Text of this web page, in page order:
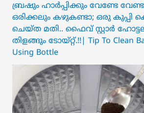
ബ്രഷും ഹാർപ്പിക്കും വേണ്ടേ
ഒരിക്കലും കഴുകണ്ടാ; ഒരു കുപ്പി
ചെയ്ത മതി.. ഫൈവ് സ്റ്റാർ
തിളങ്ങും ടോയ്റ്റ്.!!| Tip To Clean
Using Bottle